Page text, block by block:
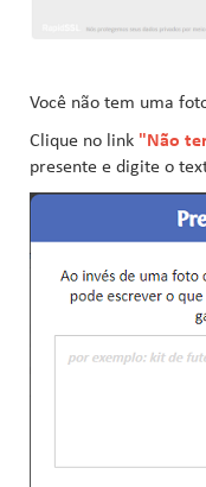
Você não tem uma
Clique no link "Não
presente e digite o